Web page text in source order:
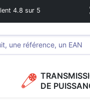
4.8 sur 5
DE